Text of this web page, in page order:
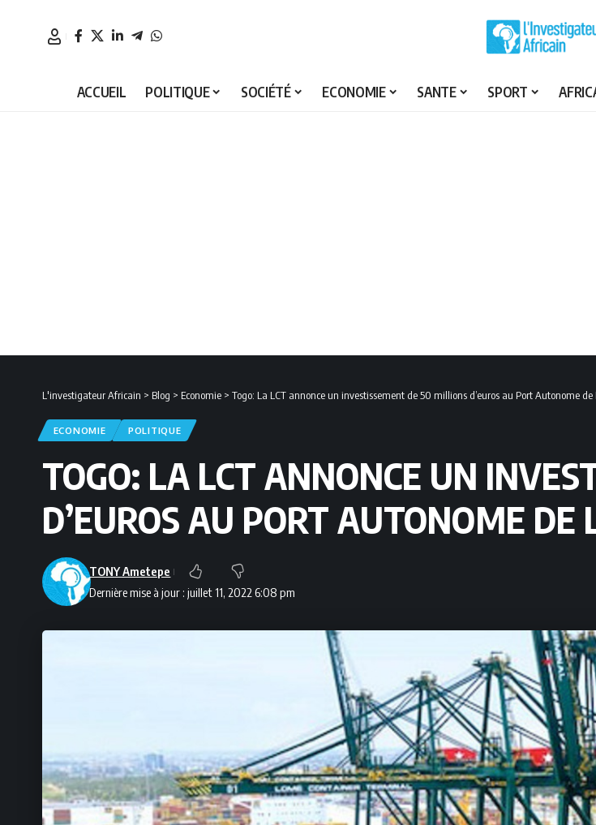
ACCUEIL POLITIQUE SOCIÉTÉ ECONOMIE SANTE SPORT
L'investigateur Africain > Blog > Economie > Togo: La LCT annonce un investissement de 50 millions d’euros au Port Autonome de
ECONOMIE POLITIQUE
TOGO: LA LCT ANNONCE UN
D’EUROS AU PORT AUTONOME DE
Dernière mise à jour : juillet 11, 2022 6:08 pm
TONY Ametepe